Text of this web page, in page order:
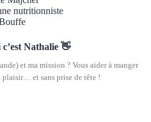
Nathalie 👋
et ma mission ? Vous aider à manger
et sans prise de tête !